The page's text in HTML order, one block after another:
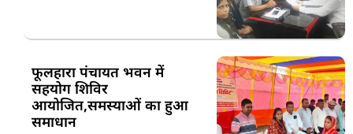
फूलहारा पंचायत भवन में
सहयोग शिविर
आयोजित,समस्याओं का हुआ
समाधान